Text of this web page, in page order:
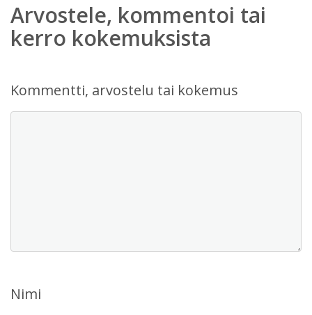
Arvostele, kommentoi tai
kerro kokemuksista
Kommentti, arvostelu tai kokemus
Nimi